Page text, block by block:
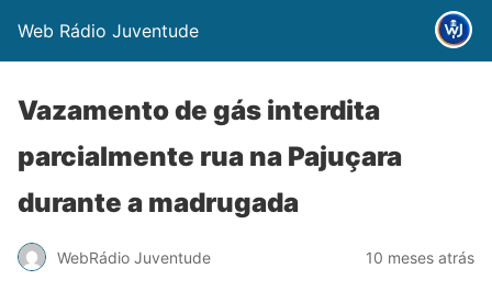
Web Rádio Juventude
Vazamento de gás interdita
parcialmente rua na Pajuçara
durante a madrugada
WebRádio Juventude 10 meses atrás